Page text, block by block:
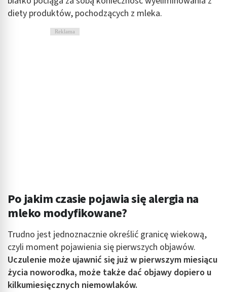
diety produktów, pochodzących z mleka.
Reklama
Po jakim czasie pojawia się alergia na
mleko modyfikowane?
Trudno jest jednoznacznie określić granicę wiekową,
czyli moment pojawienia się pierwszych objawów.
Uczulenie może ujawnić się już w pierwszym miesiącu
życia noworodka, może także dać objawy dopiero u
kilkumiesięcznych niemowlaków.